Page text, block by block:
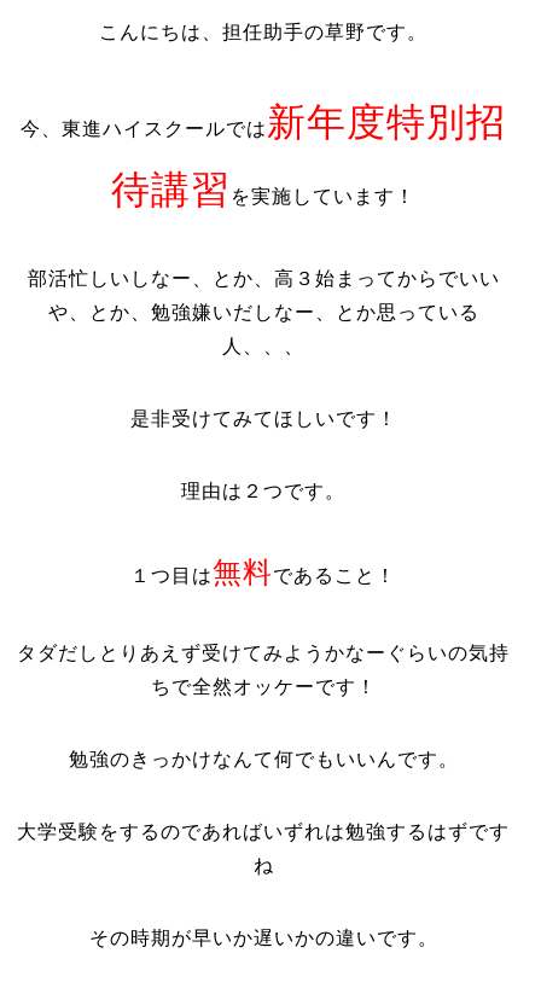
こんにちは、担任助手の草野です。
今、東進ハイスクールでは 新年度特別招
待講習 を実施しています！
部活忙しいしなー、とか、高３始まってからでいい
や、とか、勉強嫌いだしなー、とか思っている
人、、、
是非受けてみてほしいです！
理由は２つです。
１つ目は無料であること！
タダだしとりあえず受けてみようかなーぐらいの気持
ちで全然オッケーです！
勉強のきっかけなんて何でもいいんです。
大学受験をするのであればいずれは勉強するはずです
ね
その時期が早いか遅いかの違いです。